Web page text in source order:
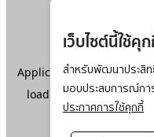
เว็บไซต์นี้ใช้คุ
สำหรับพัฒนาประสิท
มอบประสบการณ์กา
ประกาศการใช้คุกกี้
Application error: aclient
loadingwww.ktc.co.th